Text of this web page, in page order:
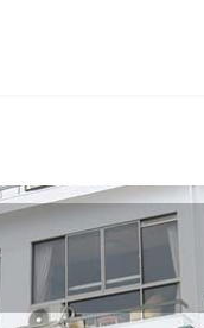
(26)
関東
栃木県